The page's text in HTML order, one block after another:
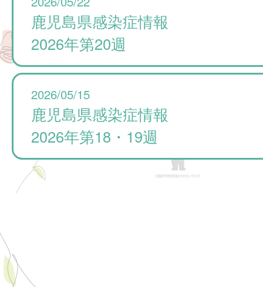
鹿児島県感染症情報
2026年第20週
2026/05/15
鹿児島県感染症情報
2026年第18・19週